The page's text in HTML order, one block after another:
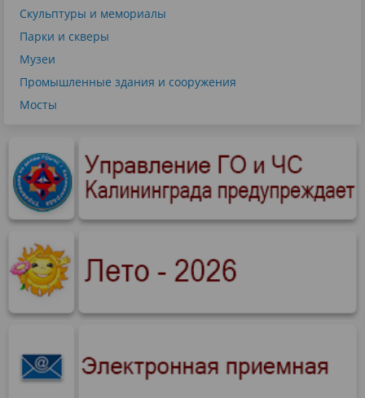
Скульптуры и мемориалы
Парки и скверы
Музеи
Промышленные здания и сооружения
Мосты